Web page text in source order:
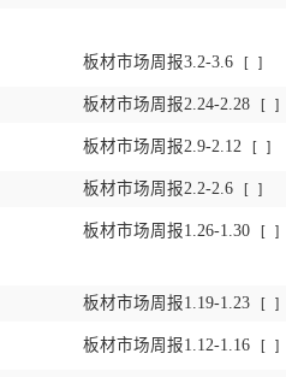
板材市场周报3.2-3.6 [ ]
板材市场周报2.24-2.28 [ ]
板材市场周报2.9-2.12 [ ]
板材市场周报2.2-2.6 [ ]
板材市场周报1.26-1.30 [ ]
板材市场周报1.19-1.23 [ ]
板材市场周报1.12-1.16 [ ]